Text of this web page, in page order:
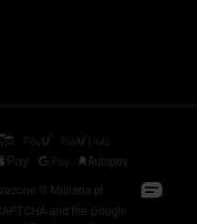
© Militaria.pl
and the Google